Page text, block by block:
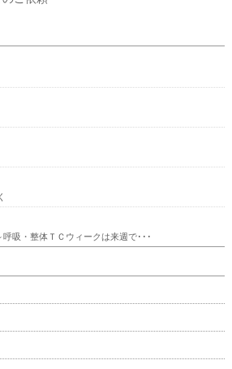
呼吸・整体ＴＣウィークは来週で･･･